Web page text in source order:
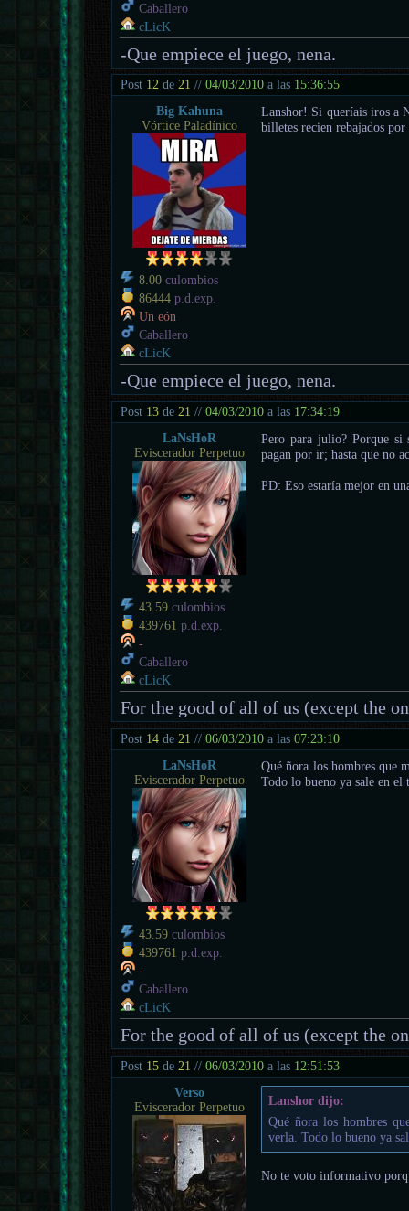
Caballero
cLicK
-Que empiece el juego, nena.
Post 12 de21 //04/03/2010 a las 15:36:55
Big Kahuna
Vórtice Paladínico
8.00 culombios
86444 p.d.exp.
Un eón
Caballero
cLicK
Lanshor! Si queríais iros a
billetes recien rebajados
-Que empiece el juego, nena.
Post 13 de21 //04/03/2010 a las 17:34:19
LaNsHoR
Eviscerador Perpetuo
43.59 culombios
439761 p.d.exp.
-
Caballero
cLicK
Pero para julio? Porque si
pagan por ir; hasta que no
PD: Eso estaría mejor en
For the good of all of us (except the
Post 14 de21 //06/03/2010 a las07:23:10
LaNsHoR
Eviscerador Perpetuo
43.59 culombios
439761 p.d.exp.
-
Caballero
cLicK
Qué ñora los hombres que
Todo lo bueno ya sale en el
For the good of all of us (except the
Post 15 de 21 //06/03/2010 a las 12:51:53
Verso
Eviscerador Perpetuo
Lanshor dijo:
Qué ñora los hombres
verla. Todo lo bueno ya
No te voto informativo